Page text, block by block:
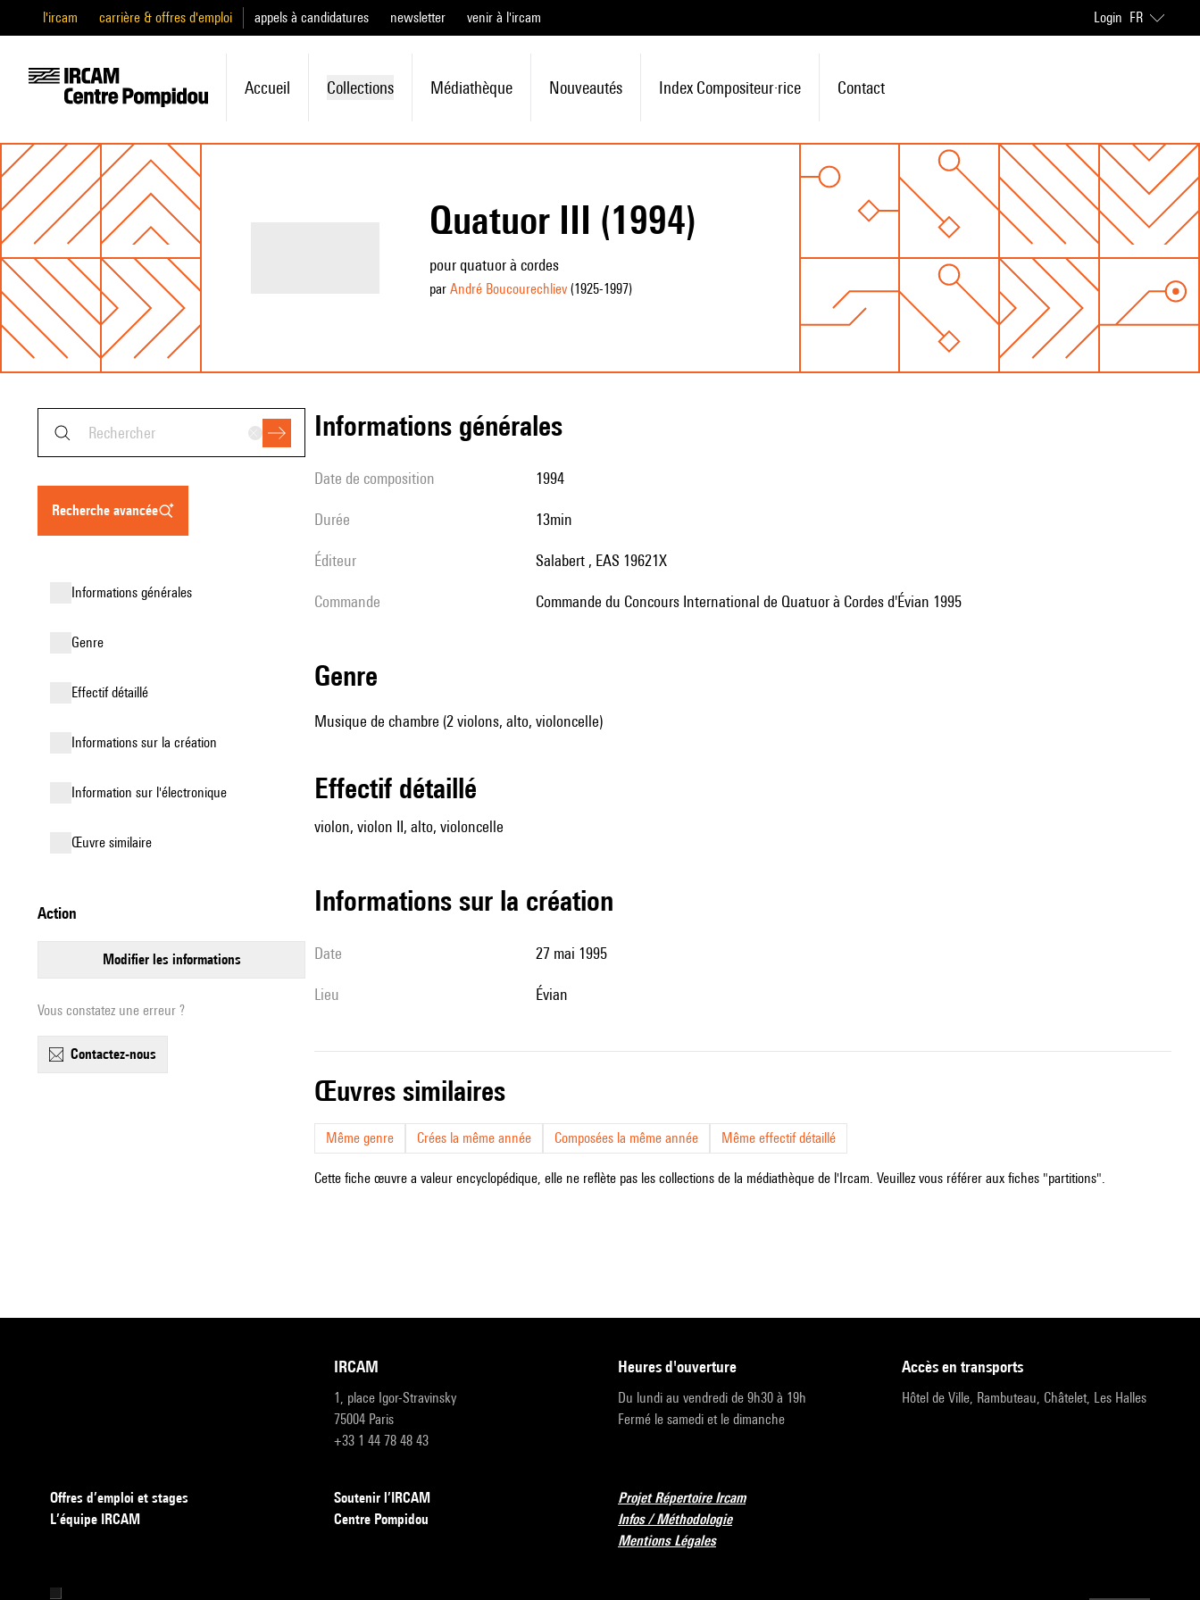
l'ircam carrière & offres d'emploi appels à candidatures newsletter venir à l'ircam Login FR
Accueil Collections Médiathèque Nouveautés Index Compositeur·rice Contact
Quatuor III (1994)
pour quatuor à cordes
par André Boucourechliev(1925-1997)
recherche avancée
informations générales
genre
effectif détaillé
informations sur la création
Information sur l'électronique
œuvre similaire
action
modifier les informations
Vous constatez une erreur ?
contactez-nous
informations générales
date de composition 1994
durée 13min
éditeur Salabert , EAS 19621X
Commande Commande du Concours International de Quatuor à Cordes d'Évian 1995
genre
Musique de chambre (2 violons, alto, violoncelle)
effectif détaillé
violon, violon II, alto, violoncelle
informations sur la création
date 27 mai 1995
lieu Évian
œuvres similaires
Même genre Crées la même année Composées la même année Même effectif détaillé
Cette fiche œuvre a valeur encyclopédique, elle ne reflète pas les collections de la médiathèque de l'Ircam. Veuillez vous référer aux fiches "partitions".
IRCAM
1, place Igor-Stravinsky
75004 Paris
+33 1 44 78 48 43
heures d'ouverture
Du lundi au vendredi de 9h30 à 19h
Fermé le samedi et le dimanche
accès en transports
Hôtel de Ville, Rambuteau, Châtelet, Les Halles
Offres d’emploi et stages
L’équipe IRCAM
Soutenir l’IRCAM
Centre Pompidou
Projet Répertoire Ircam
Infos / Méthodologie
Mentions Légales